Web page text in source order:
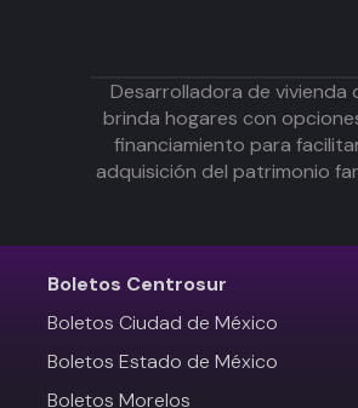
Desarrolladora de vivienda
brinda hogares con
financiamiento para
adquisición del patrimonio
Boletos Centrosur
Boletos Ciudad de México
Boletos Estado de México
Boletos Morelos